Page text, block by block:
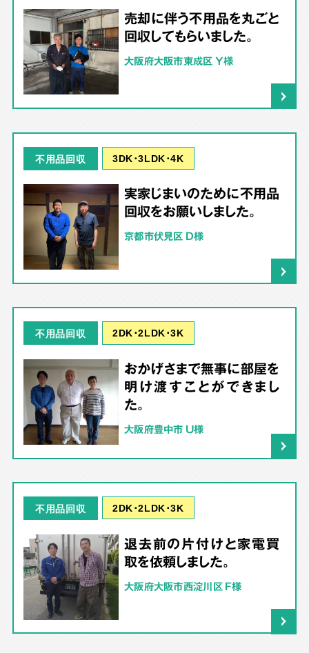
売却に伴う不用品を丸ごと
回収してもらいました。
大阪府大阪市東成区 Y様
不用品回収 3DK･3LDK･4K
実家じまいのために不用品
回収をお願いしました。
京都市伏見区 D様
不用品回収 2DK･2LDK･3K
おかげさまで無事に部屋を
明け渡すことができまし
た。
大阪府豊中市 U様
不用品回収 2DK･2LDK･3K
退去前の片付けと家電買
取を依頼しました。
大阪府大阪市西淀川区 F様